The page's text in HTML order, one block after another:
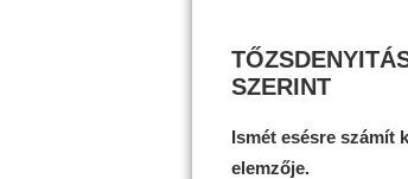
SZERINT
Ismét esésre számít
elemzője.